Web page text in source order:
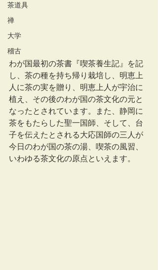
茶道具
禅
大学
稽古
わが国最初の茶書『喫茶養生記』を記
し、茶の種を持ち帰り栽培し、明恵上
人に茶の実を贈り、明恵上人が宇治に
植え、その後のわが国の茶文化の元と
なったとされています。また、静岡に
茶をもたらした聖一国師、そして、台
子を伝えたとされる大応国師の三人が
今日のわが国の茶の湯、喫茶の風習、
いわゆる茶文化の原点といえます。